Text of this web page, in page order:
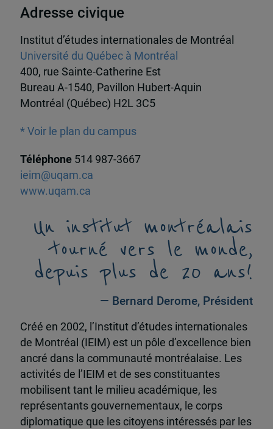
Adresse civique
Institut d’études internationales de Montréal
Université du Québec à Montréal
400, rue Sainte-Catherine Est
Bureau A-1540, Pavillon Hubert-Aquin
Montréal (Québec) H2L 3C5
* Voir le plan du campus
Téléphone 514 987-3667
ieim@uqam.ca
www.uqam.ca
Un institut montréalais
tourné vers le monde,
depuis plus de 20 ans!
— Bernard Derome, Président
Créé en 2002, l’Institut d’études internationales
de Montréal (IEIM) est un pôle d’excellence bien
ancré dans la communauté montréalaise. Les
activités de l’IEIM et de ses constituantes
mobilisent tant le milieu académique, les
représentants gouvernementaux, le corps
diplomatique que les citoyens intéressés par les